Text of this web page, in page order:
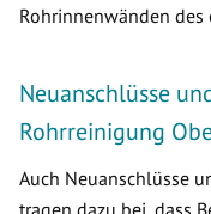
Rohrinnenwänden
Neuanschlüsse
Rohrreinigung
Auch Neuanschlüsse